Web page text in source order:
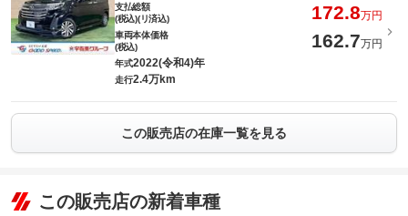
支払総額
(税込)(リ済込)
172.8万円
車両本体価格
(税込)
162.7万円
年式2022(令和4)年
走行2.4万km
この販売店の在庫一覧を見る
この販売店の新着車種